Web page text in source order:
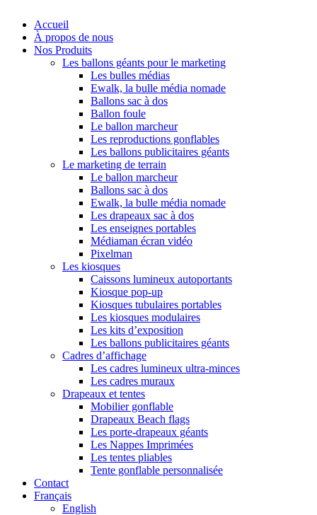
Accueil
À propos de nous
Nos Produits
Les ballons géants pour le marketing
Les bulles médias
Ewalk, la bulle média nomade
Ballons sac à dos
Ballon foule
Le ballon marcheur
Les reproductions gonflables
Les ballons publicitaires géants
Le marketing de terrain
Le ballon marcheur
Ballons sac à dos
Ewalk, la bulle média nomade
Les drapeaux sac à dos
Les enseignes portables
Médiaman écran vidéo
Pixelman
Les kiosques
Caissons lumineux autoportants
Kiosque pop-up
Kiosques tubulaires portables
Les kiosques modulaires
Les kits d’exposition
Les ballons publicitaires géants
Cadres d’affichage
Les cadres lumineux ultra-minces
Les cadres muraux
Drapeaux et tentes
Mobilier gonflable
Drapeaux Beach flags
Les porte-drapeaux géants
Les Nappes Imprimées
Les tentes pliables
Tente gonflable personnalisée
Contact
Français
English